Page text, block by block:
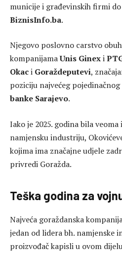
municije i građevinskih firmi
BiznisInfo.ba.
Njegovo poslovno carstvo
kompanijamaUnis Ginexi
Okaci Goraždeputevi,
poziciju najvećeg
banke Sarajevo.
Iako je 2025. godina bila
namjensku industriju,
kojima ima značajne udjele
privredi Goražda.
Teška godina za
Najveća goraždanska
jedan od lidera bh. namjenske
proizvođač kapisli u ovom